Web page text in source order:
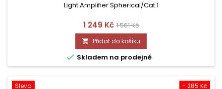
Light Amplifier Spherical/Cat.1
Cena
1 249 Kč Běžná
cena
1 561 Kč
 Přidat do košíku
 Skladem na prodejně
- 285 Kč
Sleva